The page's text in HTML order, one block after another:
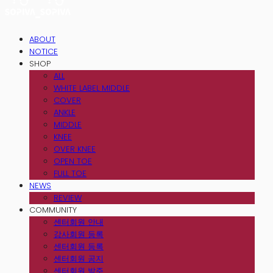
ABOUT
NOTICE
SHOP
ALL
WHITE LABEL MIDDLE
COVER
ANKLE
MIDDLE
KNEE
OVER KNEE
OPEN TOE
FULL TOE
NEWS
REVIEW
COMMUNITY
센터회원 안내
강사회원 등록
센터회원 등록
센터회원 공지
센터회원 발주